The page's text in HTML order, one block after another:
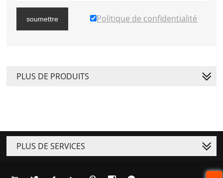
soumettre Politique de confidentialité
PLUS DE PRODUITS
PLUS DE SERVICES